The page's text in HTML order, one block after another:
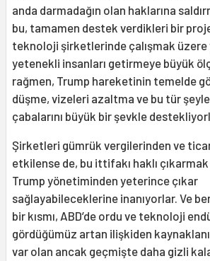
anda darmadağın olan haklarına
bu, tamamen destek verdikleri bir
teknoloji şirketlerinde çalışmak üzere
yetenekli insanları getirmeye büyük
rağmen, Trump hareketinin temelde
düşme, vizeleri azaltma ve bu tür
çabalarını büyük bir şevkle
Şirketleri gümrük vergilerinden ve
etkilense de, bu ittifakı haklı
Trump yönetiminden yeterince çıkar
sağlayabileceklerine inanıyorlar. Ve
bir kısmı, ABD’de ordu ve teknoloji
gördüğümüz artan ilişkiden
var olan ancak geçmişte daha gizli